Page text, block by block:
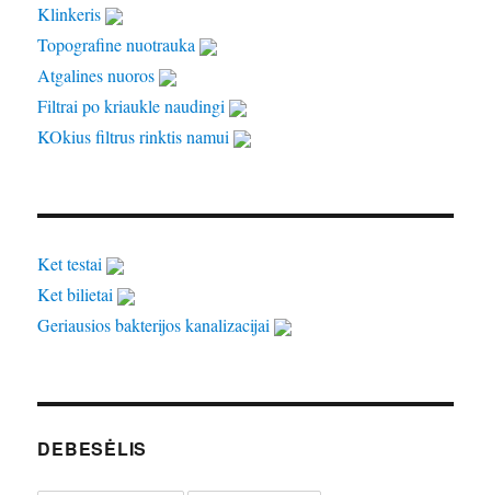
Klinkeris
Topografine nuotrauka
Atgalines nuoros
Filtrai po kriaukle naudingi
KOkius filtrus rinktis namui
Ket testai
Ket bilietai
Geriausios bakterijos kanalizacijai
DEBESĖLIS